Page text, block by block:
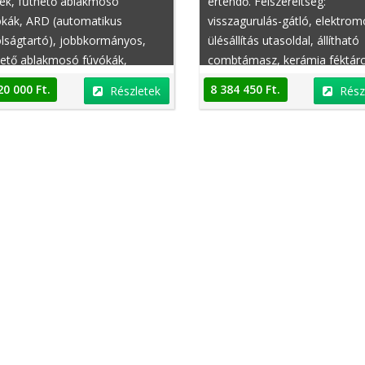
ARD (automatikus
jobbkormányos,
ablakmosó fúvókák,
rendelhető,
távirányító, defekttűrő
000 Ft. Részletek
visszagurulás-gátló,
ülésállítás utasoldal, állítható
combtámasz, kerámia
függönylégzsák,
rendelhető, oldallégzsák,
8 384 450 Ft.